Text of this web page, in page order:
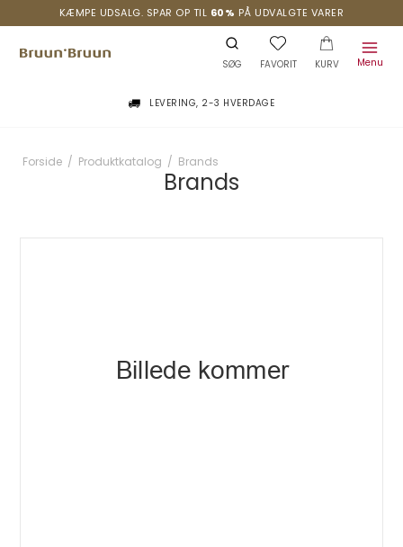
KÆMPE UDSALG. SPAR OP TIL 60% PÅ UDVALGTE VARER
SØG FAVORIT KURV Menu
LEVERING, 2-3 HVERDAGE
Forside / Produktkatalog / Brands
Brands